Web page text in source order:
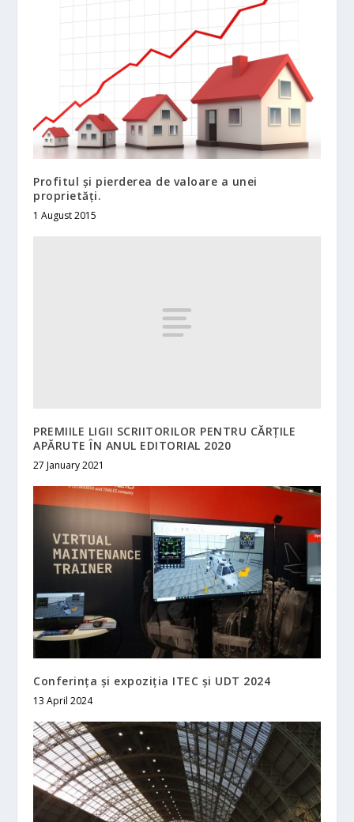
Profitul și pierderea de valoare a unei
proprietăți.
1 August 2015
PREMIILE LIGII SCRIITORILOR PENTRU CĂRȚILE
APĂRUTE ÎN ANUL EDITORIAL 2020
27 January 2021
Conferința și expoziția ITEC și UDT 2024
13 April 2024